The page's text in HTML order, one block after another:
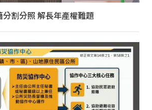
割分照 解長年產權難題